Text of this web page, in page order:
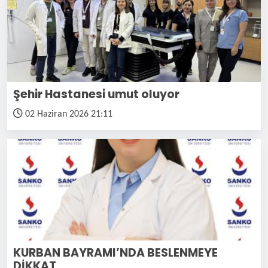
Şehir Hastanesi umut oluyor
02 Haziran 2026 21:11
KURBAN BAYRAMI’NDA BESLENMEYE